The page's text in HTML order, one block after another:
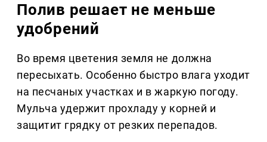
Полив решает не меньше
удобрений
Во время цветения земля не должна
пересыхать. Особенно быстро влага уходит
на песчаных участках и в жаркую погоду.
Мульча удержит прохладу у корней и
защитит грядку от резких перепадов.